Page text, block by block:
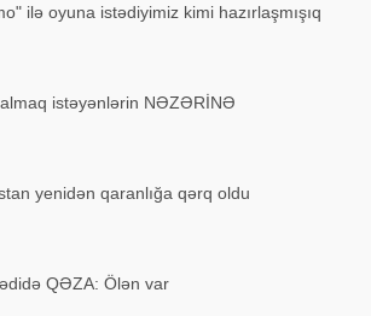
ilə oyuna istədiyimiz kimi hazırlaşmışıq
istəyənlərin NƏZƏRİNƏ
yenidən qaranlığa qərq oldu
QƏZA: Ölən var